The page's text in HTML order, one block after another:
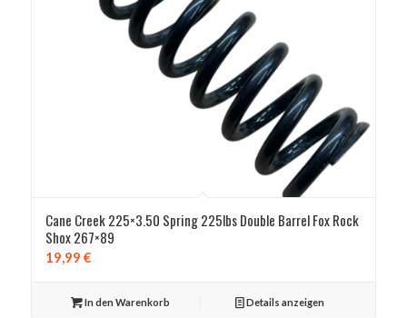
Cane Creek 225×3.50 Spring 225lbs Double Barrel Fox Rock
Shox 267×89
19,99 €
In den Warenkorb Details anzeigen